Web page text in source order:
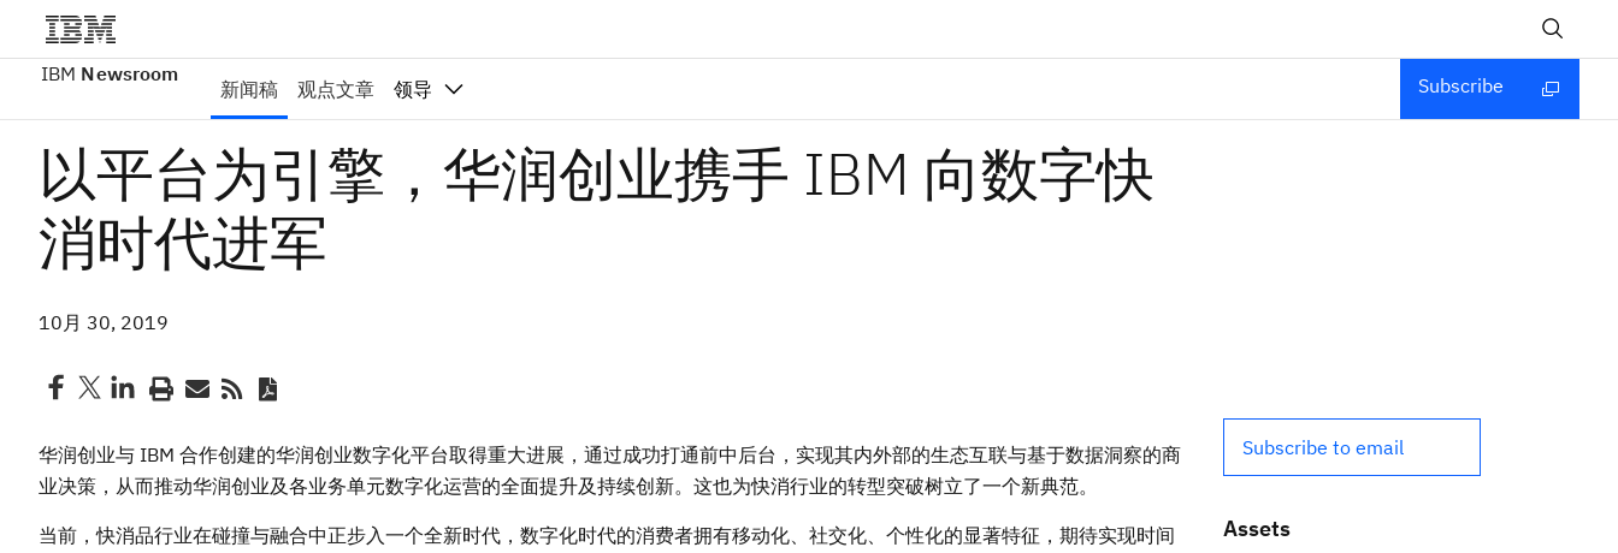
IBM Newsroom
新闻稿 观点文章 领导 Subscribe
以平台为引擎，华润创业携手 IBM 向数字快
消时代进军
10月 30, 2019
华润创业与 IBM 合作创建的华润创业数字化平台取得重大进展，通过成功打通前中后台，实现其内外部的生态互联与基于数据洞察的商
业决策，从而推动华润创业及各业务单元数字化运营的全面提升及持续创新。这也为快消行业的转型突破树立了一个新典范。
当前，快消品行业在碰撞与融合中正步入一个全新时代，数字化时代的消费者拥有移动化、社交化、个性化的显著特征，期待实现时间
Subscribe to email
Assets